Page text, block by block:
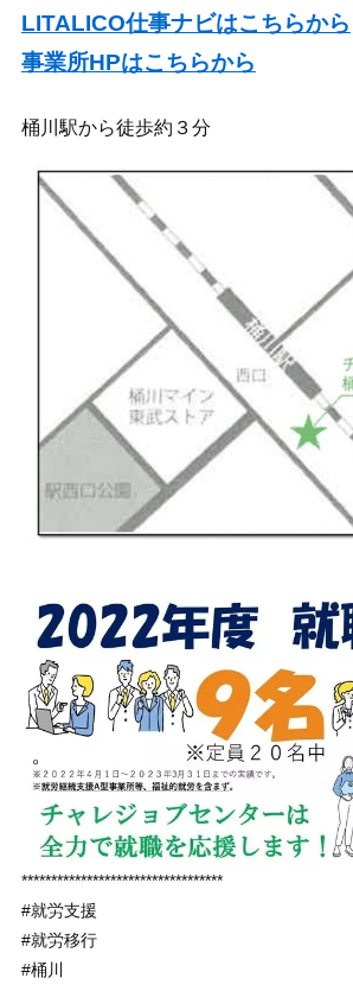
LITALICO仕事ナビはこちらから
事業所HPはこちらから
桶川駅から徒歩約３分
**********************************
#就労支援
#就労移行
#桶川